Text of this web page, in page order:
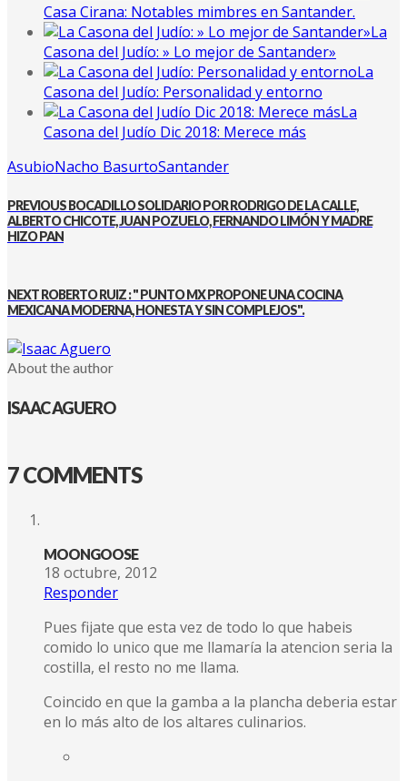
Casa Cirana: Notables mimbres en Santander.
La
Casona del Judío: » Lo mejor de Santander»
La
Casona del Judío: Personalidad y entorno
La
Casona del Judío Dic 2018: Merece más
AsubioNacho BasurtoSantander
PREVIOUSBOCADILLO SOLIDARIO POR RODRIGO DE LA CALLE,
ALBERTO CHICOTE, JUAN POZUELO, FERNANDO LIMÓN Y MADRE
HIZO PAN
NEXTROBERTO RUIZ : " PUNTO MX PROPONE UNA COCINA
MEXICANA MODERNA, HONESTA Y SIN COMPLEJOS".
About the author
ISAAC AGUERO
7 COMMENTS
MOONGOOSE
18 octubre, 2012
Responder
Pues fijate que esta vez de todo lo que habeis
comido lo unico que me llamaría la atencion seria la
costilla, el resto no me llama.
Coincido en que la gamba a la plancha deberia estar
en lo más alto de los altares culinarios.